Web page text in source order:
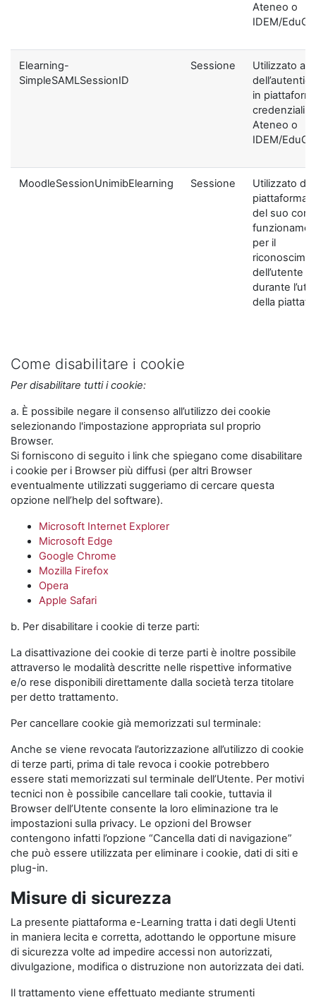
Ateneo o
IDEM/
Elearning-
SimpleSAMLSessionID
Sessione
Utilizzato ai
in
credenziali di
Ateneo o
IDEM/
MoodleSessionUnimibElearning Sessione
Utilizzato
piattaforma
del suo
per il
dell’utente
durante
della
Come disabilitare i cookie
Per disabilitare tutti i cookie:
a. È possibile negare il consenso all’utilizzo dei cookie
selezionando l'impostazione appropriata sul proprio
Browser.
Si forniscono di seguito i link che spiegano come disabilitare
i cookie per i Browser più diffusi (per altri Browser
eventualmente utilizzati suggeriamo di cercare questa
opzione nell’help del software).
Microsoft Internet Explorer
Microsoft Edge
Google Chrome
Mozilla Firefox
Opera
Apple Safari
b. Per disabilitare i cookie di terze parti:
La disattivazione dei cookie di terze parti è inoltre possibile
attraverso le modalità descritte nelle rispettive informative
e/o rese disponibili direttamente dalla società terza titolare
per detto trattamento.
Per cancellare cookie già memorizzati sul terminale:
Anche se viene revocata l’autorizzazione all’utilizzo di cookie
di terze parti, prima di tale revoca i cookie potrebbero
essere stati memorizzati sul terminale dell’Utente. Per motivi
tecnici non è possibile cancellare tali cookie, tuttavia il
Browser dell’Utente consente la loro eliminazione tra le
impostazioni sulla privacy. Le opzioni del Browser
contengono infatti l’opzione “Cancella dati di navigazione”
che può essere utilizzata per eliminare i cookie, dati di siti e
plug-in.
Misure di sicurezza
La presente piattaforma e-Learning tratta i dati degli Utenti
in maniera lecita e corretta, adottando le opportune misure
di sicurezza volte ad impedire accessi non autorizzati,
divulgazione, modifica o distruzione non autorizzata dei dati.
Il trattamento viene effettuato mediante strumenti